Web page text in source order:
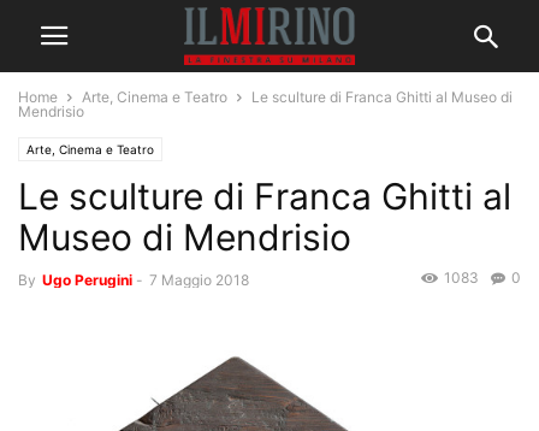
Home Arte, Cinema e Teatro
Le sculture di Franca Ghitti al Museo di
Mendrisio
Arte, Cinema e Teatro
Le sculture di Franca Ghitti al
Museo di Mendrisio
By Ugo Perugini - 7 Maggio 2018 0
1083